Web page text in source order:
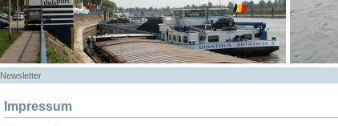
Newsletter
Impressum